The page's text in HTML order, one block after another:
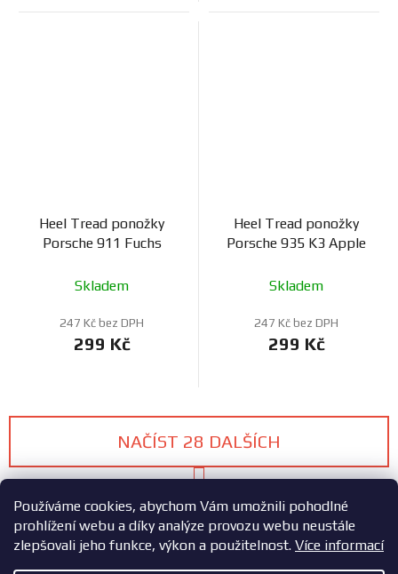
Používáme cookies, abychom Vám umožnili pohodlné
prohlížení webu a díky analýze provozu webu neustále
zlepšovali jeho funkce, výkon a použitelnost. Více informací
Heel Tread ponožky
Porsche 911 Fuchs
Skladem
247 Kč bez DPH
299 Kč
Heel Tread ponožky
Porsche 935 K3 Apple
Skladem
247 Kč bez DPH
299 Kč
O
v
l
á
NAČÍST 28 DALŠÍCH
S
r
á
n
58 položek celkem